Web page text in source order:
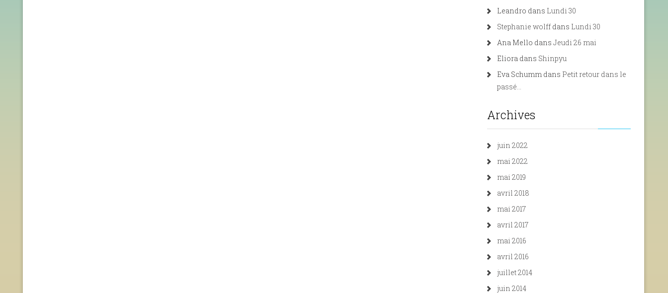
Leandro dans Lundi 30
Stephanie wolff dans Lundi 30
Ana Mello dansJeudi 26 mai
Eliora dans Shinpyu
Eva Schumm dans Petit retour dans le
passé…
Archives
juin 2022
mai 2022
mai 2019
avril 2018
mai 2017
avril 2017
mai 2016
avril 2016
juillet 2014
juin 2014